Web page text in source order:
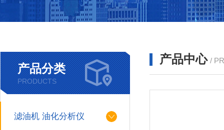
产品分类
PRODUCTS
滤油机 油化分析仪
产品中心 /